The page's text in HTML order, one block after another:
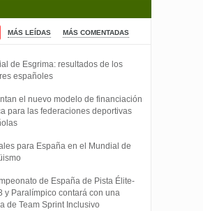
MÁS LEÍDAS MÁS COMENTADAS
de Esgrima: resultados de los
españoles
el nuevo modelo de financiación
para las federaciones deportivas
para España en el Mundial de
de España de Pista Élite-
y Paralímpico contará con una
de Team Sprint Inclusivo